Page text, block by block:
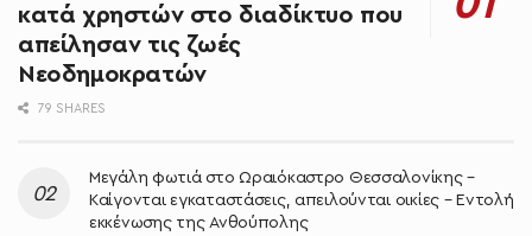
κατά χρηστών στο διαδίκτυο που
απείλησαν τις ζωές
Νεοδημοκρατών
79 SHARES
Μεγάλη φωτιά στο Ωραιόκαστρο Θεσσαλονίκης –
Καίγονται εγκαταστάσεις, απειλούνται οικίες – Εντολή
εκκένωσης της Ανθούπολης